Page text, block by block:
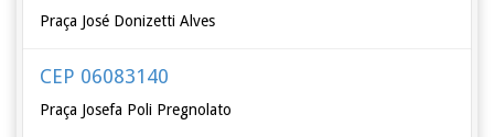
Praça José Donizetti Alves
CEP 06083140
Praça Josefa Poli Pregnolato